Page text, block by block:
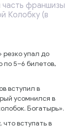
часть франшизы
Колобку (в
резко упал до
по 5–6 билетов,
вступил в
усомнился в
Богатырь».
вступать в